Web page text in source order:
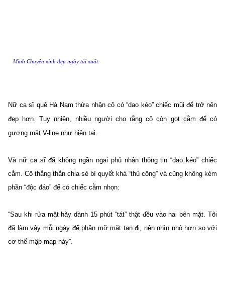
Minh Chuyên xinh đẹp ngày tái xuất.
Nữ ca sĩ quê Hà Nam thừa nhận cô có “dao kéo” chiếc mũi để trở nên
đẹp hơn. Tuy nhiên, nhiều người cho rằng cô còn gọt cằm để có
gương mặt V-line như hiện tại.
Và nữ ca sĩ đã không ngần ngại phủ nhận thông tin “dao kéo” chiếc
cằm. Cô thẳng thắn chia sẻ bí quyết khá “thủ công” và cũng không kém
phần “độc đáo” để có chiếc cằm nhọn:
“Sau khi rửa mặt hãy dành 15 phút “tát” thật đều vào hai bên mặt. Tôi
đã làm vậy mỗi ngày để phần mỡ mặt tan đi, nên nhìn nhỏ hơn so với
cơ thể mập mạp này”.